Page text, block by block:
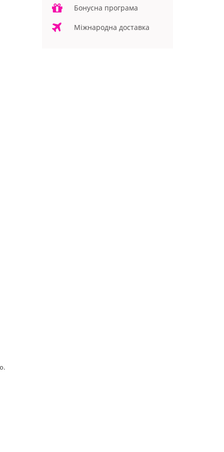
Бонусна програма
Міжнародна доставка